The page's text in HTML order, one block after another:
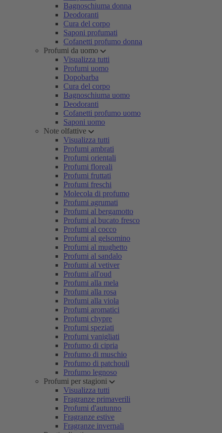
Bagnoschiuma donna
Deodoranti
Cura del corpo
Saponi profumati
Cofanetti profumo donna
Profumi da uomo
Visualizza tutti
Profumi uomo
Dopobarba
Cura del corpo
Bagnoschiuma uomo
Deodoranti
Cofanetti profumo uomo
Saponi uomo
Note olfattive
Visualizza tutti
Profumi ambrati
Profumi orientali
Profumi floreali
Profumi fruttati
Profumi freschi
Molecola di profumo
Profumi agrumati
Profumi al bergamotto
Profumi al bucato fresco
Profumi al cocco
Profumi al gelsomino
Profumi al mughetto
Profumi al sandalo
Profumi al vetiver
Profumi all'oud
Profumi alla mela
Profumi alla rosa
Profumi alla viola
Profumi aromatici
Profumi chypre
Profumi speziati
Profumi vanigliati
Profumo di cipria
Profumo di muschio
Profumo di patchouli
Profumo legnoso
Profumi per stagioni
Visualizza tutti
Fragranze primaverili
Profumi d'autunno
Fragranze estive
Fragranze invernali